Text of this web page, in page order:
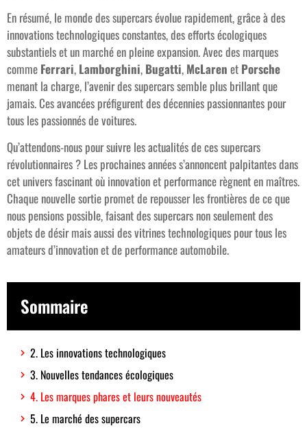
En résumé, le monde des supercars évolue rapidement, grâce à des
innovations technologiques constantes, des efforts écologiques
substantiels et un marché en pleine expansion. Avec des marques
comme Ferrari, Lamborghini, Bugatti, McLaren et Porsche
menant la charge, l’avenir des supercars semble plus brillant que
jamais. Ces avancées préfigurent des décennies passionnantes pour
tous les passionnés de voitures.
Qu’attendons-nous pour suivre les actualités de ces supercars
révolutionnaires ? Les prochaines années s’annoncent palpitantes dans
cet univers fascinant où innovation et performance règnent en maîtres.
Chaque nouvelle sortie promet de repousser les frontières de ce que
nous pensions possible, faisant des supercars non seulement des
objets de désir mais aussi des vitrines technologiques pour tous les
amateurs d’innovation et de performance automobile.
Sommaire
2. Les innovations technologiques
3. Nouvelles tendances écologiques
4. Les marques phares et leurs nouveautés
5. Le marché des supercars